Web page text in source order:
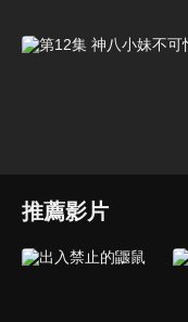
推薦影片